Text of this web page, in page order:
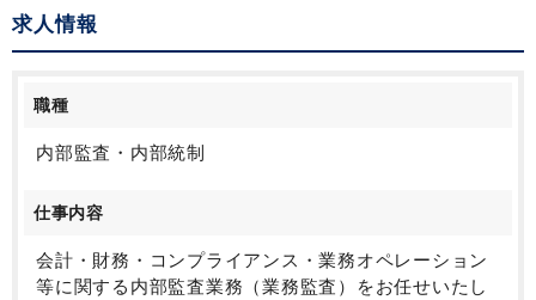
ます。
出社とリモートワークを組み合わせたハイブリッド勤
求人情報
職種
内部監査・内部統制
仕事内容
会計・財務・コンプライアンス・業務オペレーション
等に関する内部監査業務（業務監査）をお任せいたし